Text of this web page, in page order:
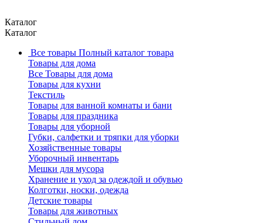
Каталог
Каталог
Все товары Полный каталог товара
Товары для дома
Все Товары для дома
Товары для кухни
Текстиль
Товары для ванной комнаты и бани
Товары для праздника
Товары для уборной
Губки, салфетки и тряпки для уборки
Хозяйственные товары
Уборочный инвентарь
Мешки для мусора
Хранение и уход за одеждой и обувью
Колготки, носки, одежда
Детские товары
Товары для животных